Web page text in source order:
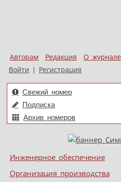
Авторам Редакция О журнале
Войти | Регистрация
Свежий номер
Подписка
Архив номеров
Меню
Skip to content
Инженерное обеспечение
Организация производства